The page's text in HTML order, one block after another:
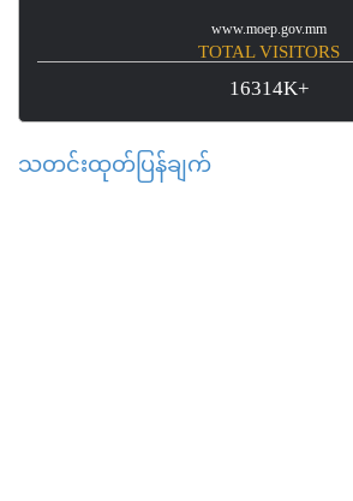
www.moep.gov.mm
TOTAL VISITORS
16314K+
သတင်းထုတ်ပြန်ချက်